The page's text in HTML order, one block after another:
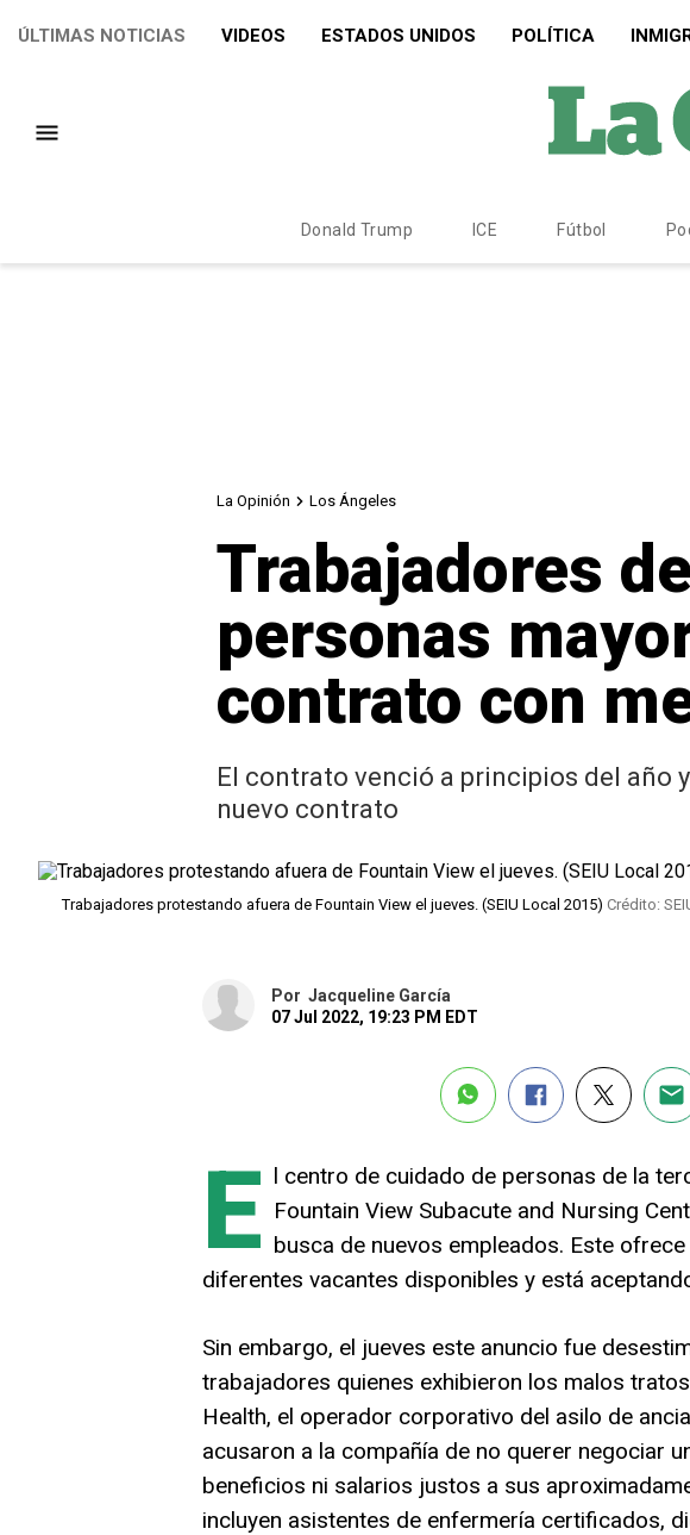
ÚLTIMAS NOTICIAS VIDEOS ESTADOS UNIDOS POLÍTICA
Donald Trump ICE Fútbol
La Opinión Los Ángeles
Trabajadores
personas
contrato con
El contrato venció a principios del año
nuevo contrato
Trabajadores protestando afuera de Fountain View el jueves. (SEIU Local 2015) Crédito:
Por Jacqueline García
07 Jul 2022, 19:23 PM EDT
E l centro de cuidado de personas de la
Fountain View Subacute and Nursing
busca de nuevos empleados. Este
diferentes vacantes disponibles y está
Sin embargo, el jueves este anuncio fue
trabajadores quienes exhibieron los malos
Health, el operador corporativo del asilo de
acusaron a la compañía de no querer negociar
beneficios ni salarios justos a sus
incluyen asistentes de enfermería certificados,